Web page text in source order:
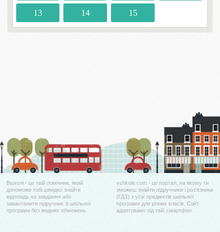
13 14 15
Вшколі - це твій помічник, який
допоможе тобі швидко знайти
відповідь на завдання або
завантажити підручник зі шкільної
програми без жодних обмежень.
vshkole.com - це портал, на якому ти
зможеш знайти підручники і роз'язники
(ГДЗ) з усіх предметів шкільної
програми для різних класів. Сайт
адаптовано під твій смартфон.